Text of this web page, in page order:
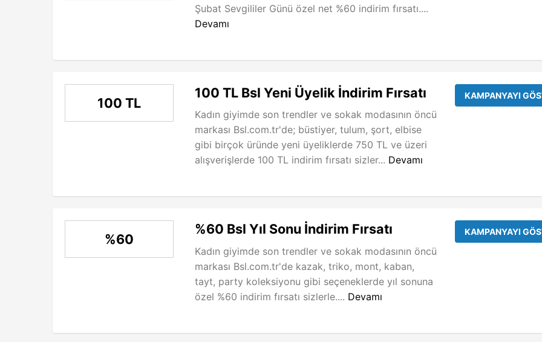
Şubat Sevgililer Günü özel net %60 indirim fırsatı....
Devamı
100 TL
100 TL Bsl Yeni Üyelik İndirim Fırsatı
Kadın giyimde son trendler ve sokak modasının öncü
markası Bsl.com.tr'de; büstiyer, tulum, şort, elbise
gibi birçok üründe yeni üyeliklerde 750 TL ve üzeri
alışverişlerde 100 TL indirim fırsatı sizler... Devamı
KAMPANYAYI
%60
%60 Bsl Yıl Sonu İndirim Fırsatı
Kadın giyimde son trendler ve sokak modasının öncü
markası Bsl.com.tr'de kazak, triko, mont, kaban,
tayt, party koleksiyonu gibi seçeneklerde yıl sonuna
özel %60 indirim fırsatı sizlerle.... Devamı
KAMPANYAYI